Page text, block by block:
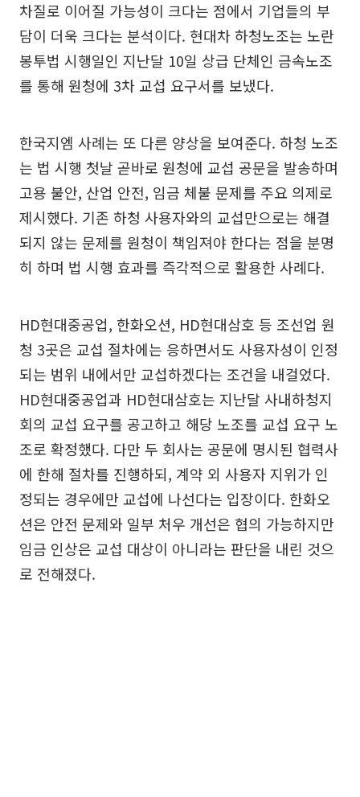
차질로 이어질 가능성이 크다는 점에서 기업들의 부
담이 더욱 크다는 분석이다. 현대차 하청노조는 노란
봉투법 시행일인 지난달 10일 상급 단체인 금속노조
를 통해 원청에 3차 교섭 요구서를 보냈다.
한국지엠 사례는 또 다른 양상을 보여준다. 하청 노조
는 법 시행 첫날 곧바로 원청에 교섭 공문을 발송하며
고용 불안, 산업 안전, 임금 체불 문제를 주요 의제로
제시했다. 기존 하청 사용자와의 교섭만으로는 해결
되지 않는 문제를 원청이 책임져야 한다는 점을 분명
히 하며 법 시행 효과를 즉각적으로 활용한 사례다.
HD현대중공업, 한화오션, HD현대삼호 등 조선업 원
청 3곳은 교섭 절차에는 응하면서도 사용자성이 인정
되는 범위 내에서만 교섭하겠다는 조건을 내걸었다.
HD현대중공업과 HD현대삼호는 지난달 사내하청지
회의 교섭 요구를 공고하고 해당 노조를 교섭 요구 노
조로 확정했다. 다만 두 회사는 공문에 명시된 협력사
에 한해 절차를 진행하되, 계약 외 사용자 지위가 인
정되는 경우에만 교섭에 나선다는 입장이다. 한화오
션은 안전 문제와 일부 처우 개선은 협의 가능하지만
임금 인상은 교섭 대상이 아니라는 판단을 내린 것으
로 전해졌다.